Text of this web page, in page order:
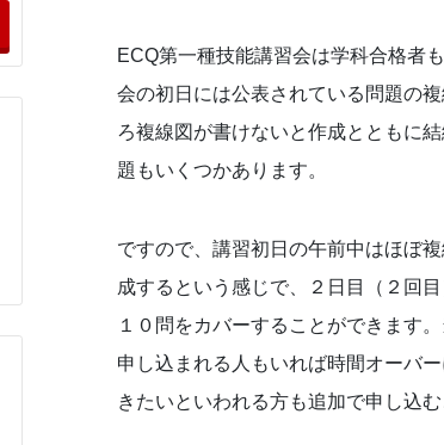
ECQ第一種技能講習会は学科合格者
会の初日には公表されている問題の
ろ複線図が書けないと作成とともに
題もいくつかあります。
ですので、講習初日の午前中はほぼ
成するという感じで、２日目（２回
１０問をカバーすることができます
申し込まれる人もいれば時間オーバ
きたいといわれる方も追加で申し込む